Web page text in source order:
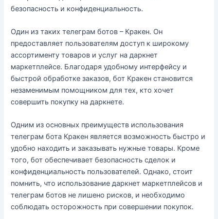
безопасность и конфиденциальность.
Один из таких телеграм ботов – Кракен. Он
предоставляет пользователям доступ к широкому
ассортименту товаров и услуг на даркнет
маркетплейсе. Благодаря удобному интерфейсу и
быстрой обработке заказов, бот Кракен становится
незаменимым помощником для тех, кто хочет
совершить покупку на даркнете.
Одним из основных преимуществ использования
телеграм бота Кракен является возможность быстро и
удобно находить и заказывать нужные товары. Кроме
того, бот обеспечивает безопасность сделок и
конфиденциальность пользователей. Однако, стоит
помнить, что использование даркнет маркетплейсов и
телеграм ботов не лишено рисков, и необходимо
соблюдать осторожность при совершении покупок.